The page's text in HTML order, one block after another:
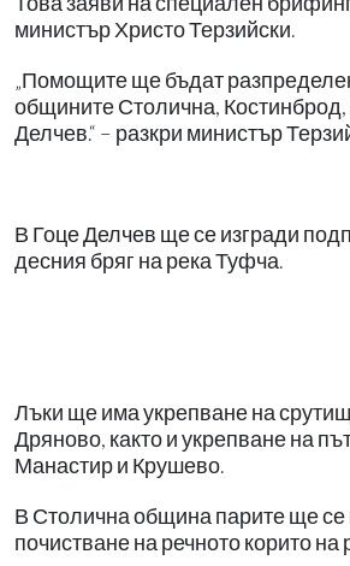
министър Христо Терзийски.
„Помощите ще бъдат
общините Столична, Костинброд,
Делчев.“ – разкри министър
В Гоце Делчев ще се изгради
десния бряг на река Туфча.
Лъки ще има укрепване на
Дряново, както и укрепване на
Манастир и Крушево.
В Столична община парите ще се
почистване на речното корито на